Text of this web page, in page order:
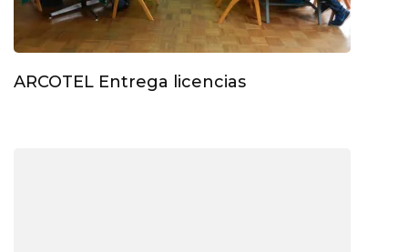
ARCOTEL Entrega licencias